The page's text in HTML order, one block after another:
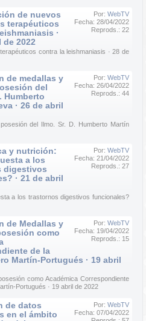
Por: WebTV
Fecha: 28/04/2022
Reprods.: 22
de nuevos
terapéuticos
·
de 2022
contra la leishmaniasis · 28 de
Por: WebTV
Fecha: 26/04/2022
Reprods.: 44
de medallas y
del
Humberto
· 26 de abril
del Ilmo. Sr. D. Humberto Martín
Por: WebTV
Fecha: 21/04/2022
Reprods.: 27
y nutrición:
a los
digestivos
· 21 de abril
a los trastornos digestivos funcionales?
Por: WebTV
Fecha: 19/04/2022
Reprods.: 15
de Medallas y
como
de la
Martín-Portugués · 19 abril
como Académica Correspondiente
Portugués · 19 abril de 2022
Por: WebTV
Fecha: 07/04/2022
de datos
en el ámbito